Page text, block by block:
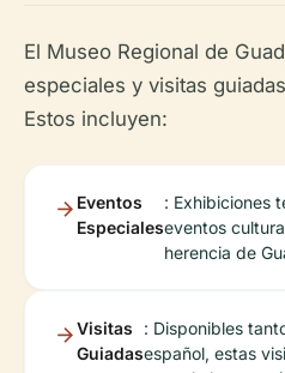
El Museo Regional de
especiales y visitas
Estos incluyen:
Eventos
Especiales
: Exhibiciones
eventos
herencia de
Visitas
Guiadas
: Disponibles
español, estas